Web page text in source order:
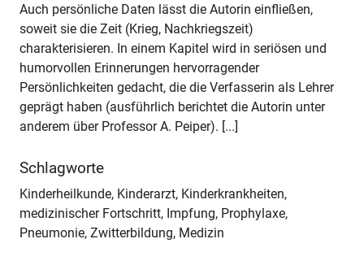
Auch persönliche Daten lässt die Autorin einfließen,
soweit sie die Zeit (Krieg, Nachkriegszeit)
charakterisieren. In einem Kapitel wird in seriösen und
humorvollen Erinnerungen hervorragender
Persönlichkeiten gedacht, die die Verfasserin als Lehrer
geprägt haben (ausführlich berichtet die Autorin unter
anderem über Professor A. Peiper). [...]
Schlagworte
Kinderheilkunde, Kinderarzt, Kinderkrankheiten,
medizinischer Fortschritt, Impfung, Prophylaxe,
Pneumonie, Zwitterbildung, Medizin